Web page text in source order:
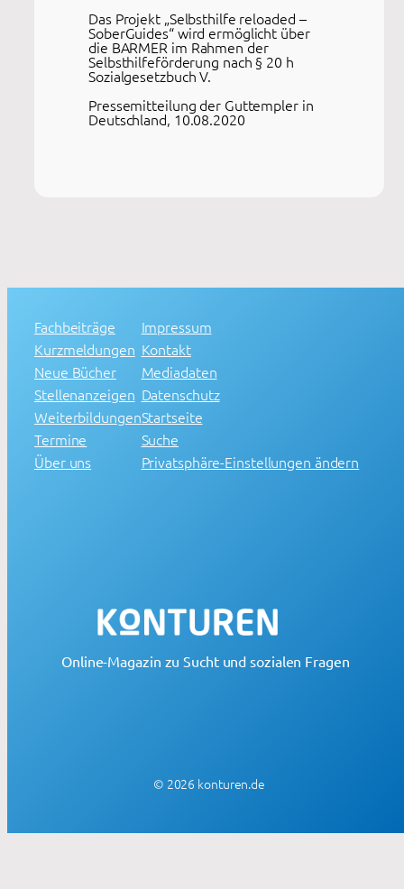
Das Projekt „Selbsthilfe reloaded –
SoberGuides“ wird ermöglicht über
die BARMER im Rahmen der
Selbsthilfeförderung nach § 20 h
Sozialgesetzbuch V.
Pressemitteilung der Guttempler in
Deutschland, 10.08.2020
Fachbeiträge
Kurzmeldungen
Neue Bücher
Stellenanzeigen
Weiterbildungen
Termine
Über uns
Impressum
Kontakt
Mediadaten
Datenschutz
Startseite
Suche
Privatsphäre-Einstellungen ändern
Online-Magazin zu Sucht und sozialen Fragen
© 2026 konturen.de